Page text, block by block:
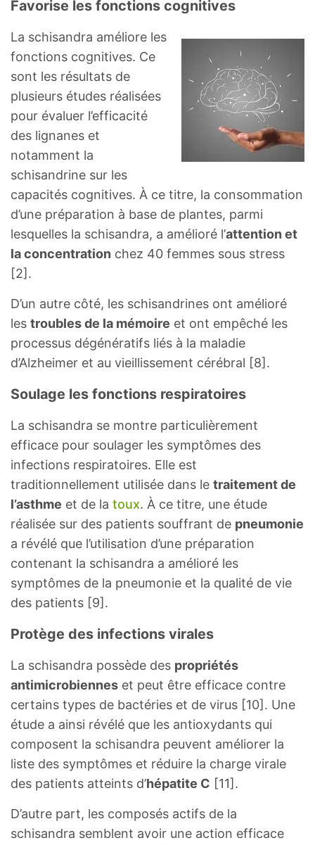
Favorise les fonctions cognitives
La schisandra améliore les
fonctions cognitives. Ce
sont les résultats de
plusieurs études réalisées
pour évaluer l’efficacité
des lignanes et
notamment la
schisandrine sur les
capacités cognitives. À ce titre, la consommation
d’une préparation à base de plantes, parmi
lesquelles la schisandra, a amélioré l’attention et
la concentration chez 40 femmes sous stress
[2].
D’un autre côté, les schisandrines ont amélioré
les troubles de la mémoire et ont empêché les
processus dégénératifs liés à la maladie
d’Alzheimer et au vieillissement cérébral [8].
Soulage les fonctions respiratoires
La schisandra se montre particulièrement
efficace pour soulager les symptômes des
infections respiratoires. Elle est
traditionnellement utilisée dans le traitement de
l’asthme et de la toux. À ce titre, une étude
réalisée sur des patients souffrant de pneumonie
a révélé que l’utilisation d’une préparation
contenant la schisandra a amélioré les
symptômes de la pneumonie et la qualité de vie
des patients [9].
Protège des infections virales
La schisandra possède des propriétés
antimicrobiennes et peut être efficace contre
certains types de bactéries et de virus [10]. Une
étude a ainsi révélé que les antioxydants qui
composent la schisandra peuvent améliorer la
liste des symptômes et réduire la charge virale
des patients atteints d’hépatite C [11].
D’autre part, les composés actifs de la
schisandra semblent avoir une action efficace